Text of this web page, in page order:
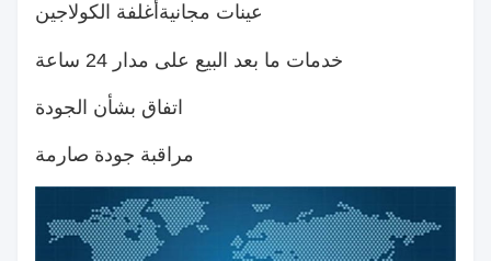
عينات مجانية أغلفة الكولاجين
خدمات ما بعد البيع على مدار 24 ساعة
اتفاق بشأن الجودة
مراقبة جودة صارمة